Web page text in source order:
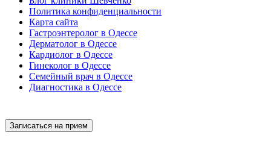
Политика конфиденциальности
Карта сайта
Гастроэнтеролог в Одессе
Дерматолог в Одессе
Кардиолог в Одессе
Гинеколог в Одессе
Семейный врач в Одессе
Диагностика в Одессе
Записаться на прием